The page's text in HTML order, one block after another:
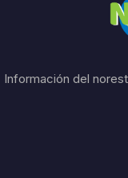
Información del